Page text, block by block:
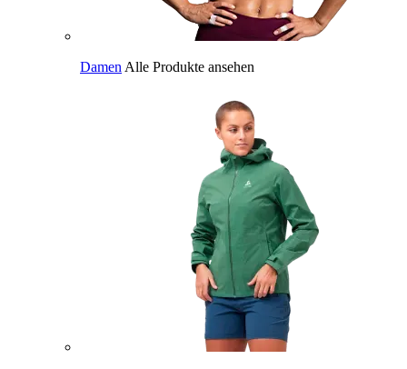
Damen Alle Produkte ansehen